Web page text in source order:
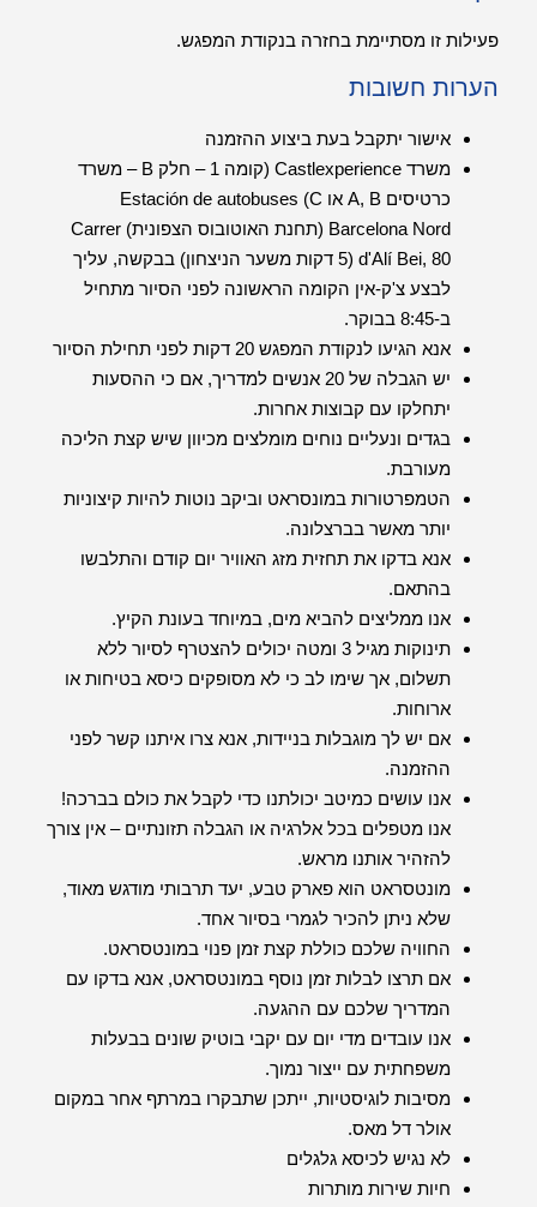
פעילות זו מסתיימת בחזרה בנקודת המפגש.
הערות חשובות
אישור יתקבל בעת ביצוע ההזמנה
משרד Castlexperience (קומה 1 – חלק B – משרד
כרטיסים A, B או C) Estación de autobuses
Barcelona Nord (תחנת האוטובוס הצפונית) Carrer
d'Alí Bei, 80 (5 דקות משער הניצחון) בבקשה, עליך
לבצע צ'ק-אין הקומה הראשונה לפני הסיור מתחיל
ב-8:45 בבוקר.
אנא הגיעו לנקודת המפגש 20 דקות לפני תחילת הסיור
יש הגבלה של 20 אנשים למדריך, אם כי ההסעות
יתחלקו עם קבוצות אחרות.
בגדים ונעליים נוחים מומלצים מכיוון שיש קצת הליכה
מעורבת.
הטמפרטורות במונסראט וביקב נוטות להיות קיצוניות
יותר מאשר בברצלונה.
אנא בדקו את תחזית מזג האוויר יום קודם והתלבשו
בהתאם.
אנו ממליצים להביא מים, במיוחד בעונת הקיץ.
תינוקות מגיל 3 ומטה יכולים להצטרף לסיור ללא
תשלום, אך שימו לב כי לא מסופקים כיסא בטיחות או
ארוחות.
אם יש לך מוגבלות בניידות, אנא צרו איתנו קשר לפני
ההזמנה.
אנו עושים כמיטב יכולתנו כדי לקבל את כולם בברכה!
אנו מטפלים בכל אלרגיה או הגבלה תזונתיים – אין צורך
להזהיר אותנו מראש.
מונטסראט הוא פארק טבע, יעד תרבותי מודגש מאוד,
שלא ניתן להכיר לגמרי בסיור אחד.
החוויה שלכם כוללת קצת זמן פנוי במונטסראט.
אם תרצו לבלות זמן נוסף במונטסראט, אנא בדקו עם
המדריך שלכם עם ההגעה.
אנו עובדים מדי יום עם יקבי בוטיק שונים בבעלות
משפחתית עם ייצור נמוך.
מסיבות לוגיסטיות, ייתכן שתבקרו במרתף אחר במקום
אולר דל מאס.
לא נגיש לכיסא גלגלים
חיות שירות מותרות